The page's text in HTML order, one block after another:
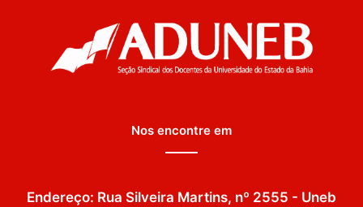
Nos encontre em
Endereço: Rua Silveira Martins, nº 2555 - Uneb